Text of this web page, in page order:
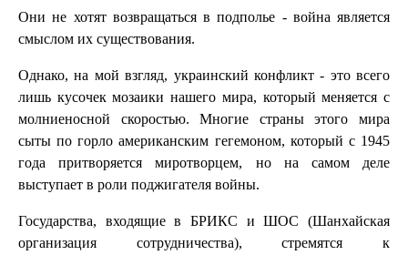
Они не хотят возвращаться в подполье - война является
смыслом их существования.
Однако, на мой взгляд, украинский конфликт - это всего
лишь кусочек мозаики нашего мира, который меняется с
молниеносной скоростью. Многие страны этого мира
сыты по горло американским гегемоном, который с 1945
года притворяется миротворцем, но на самом деле
выступает в роли поджигателя войны.
Государства, входящие в БРИКС и ШОС (Шанхайская
организация сотрудничества), стремятся к